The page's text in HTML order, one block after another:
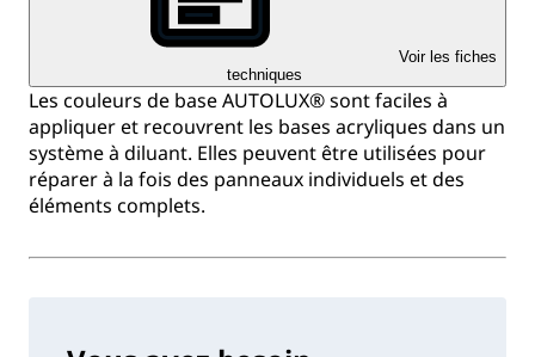
Voir les fiches
techniques
Les couleurs de base AUTOLUX® sont faciles à
appliquer et recouvrent les bases acryliques dans un
système à diluant. Elles peuvent être utilisées pour
réparer à la fois des panneaux individuels et des
éléments complets.